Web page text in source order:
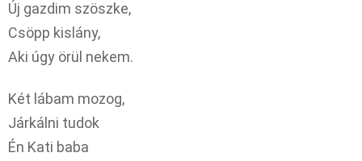
Új gazdim szöszke,
Csöpp kislány,
Aki úgy örül nekem.
Két lábam mozog,
Járkálni tudok
Én Kati baba